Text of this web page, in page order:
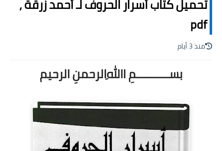
تحميل كتاب أسرار الحروف لـ أحمد زرقة ,
pdf
منذ 3 أيام
بســـــــــــمِ اﷲِالرحمنِ الرحيم